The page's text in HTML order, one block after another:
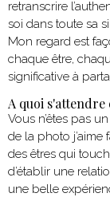
retranscrire
soi dans toute sa
Mon regard est
chaque être,
significative à
A quoi
Vous n’êtes pas
de la photo j’aime
des êtres qui
d’établir une
une belle